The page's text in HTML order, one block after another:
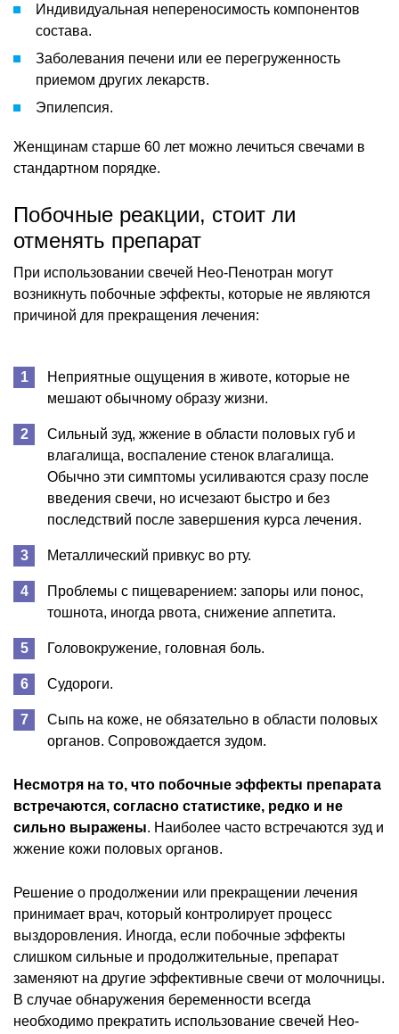
Индивидуальная непереносимость компонентов
состава.
Заболевания печени или ее перегруженность
приемом других лекарств.
Эпилепсия.
Женщинам старше 60 лет можно лечиться свечами в
стандартном порядке.
Побочные реакции, стоит ли
отменять препарат
При использовании свечей Нео-Пенотран могут
возникнуть побочные эффекты, которые не являются
причиной для прекращения лечения:
Неприятные ощущения в животе, которые не
мешают обычному образу жизни.
Сильный зуд, жжение в области половых губ и
влагалища, воспаление стенок влагалища.
Обычно эти симптомы усиливаются сразу после
введения свечи, но исчезают быстро и без
последствий после завершения курса лечения.
Металлический привкус во рту.
Проблемы с пищеварением: запоры или понос,
тошнота, иногда рвота, снижение аппетита.
Головокружение, головная боль.
Судороги.
Сыпь на коже, не обязательно в области половых
органов. Сопровождается зудом.
Несмотря на то, что побочные эффекты препарата
встречаются, согласно статистике, редко и не
сильно выражены. Наиболее часто встречаются зуд и
жжение кожи половых органов.
Решение о продолжении или прекращении лечения
принимает врач, который контролирует процесс
выздоровления. Иногда, если побочные эффекты
слишком сильные и продолжительные, препарат
заменяют на другие эффективные свечи от молочницы.
В случае обнаружения беременности всегда
необходимо прекратить использование свечей Нео-